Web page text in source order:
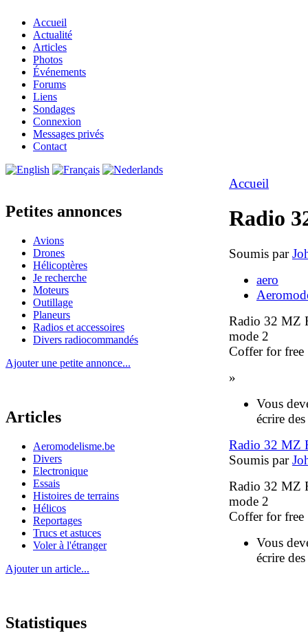
Accueil
Actualité
Articles
Photos
Événements
Forums
Liens
Sondages
Connexion
Messages privés
Contact
Petites annonces
Avions
Drones
Hélicoptères
Je recherche
Moteurs
Outillage
Planeurs
Radios et accessoires
Divers radiocommandés
Ajouter une petite annonce...
Articles
Aeromodelisme.be
Divers
Electronique
Essais
Histoires de terrains
Hélicos
Reportages
Trucs et astuces
Voler à l'étranger
Ajouter un article...
Statistiques
Accueil
Radio
Soumis par
aero
Radio 32 MZ
mode 2
Coffer for free
»
Vous
écrire
Radio 32 MZ
Soumis par
Radio 32 MZ
mode 2
Coffer for free
Vous
écrire